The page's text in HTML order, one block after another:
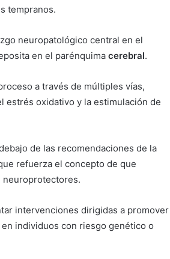
tempranos.
neuropatológico central en el
en el parénquima cerebral.
a través de múltiples vías,
estrés oxidativo y la estimulación de
de las recomendaciones de la
refuerza el concepto de que
neuroprotectores.
intervenciones dirigidas a promover
individuos con riesgo genético o